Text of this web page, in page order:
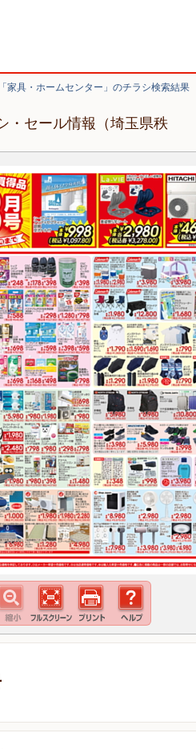
「家具・ホームセンター」のチラシ検索結果
・セール情報（埼玉県秩